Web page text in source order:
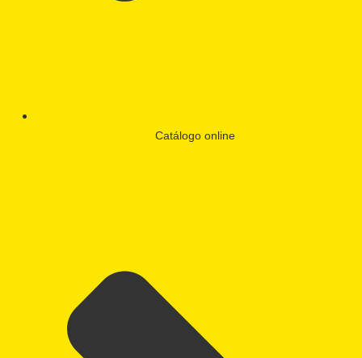
Catálogo online